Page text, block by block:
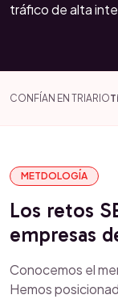
tráfico de alta
CONFÍAN EN TRIARIO
METDOLOGÍA
Los retos
empresas
Conocemos el
Hemos